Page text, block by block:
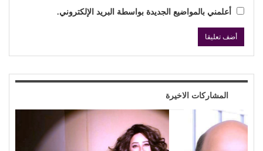
أعلمني بالمواضيع الجديدة بواسطة البريد الإلكتروني.
المشاركات الاخيرة